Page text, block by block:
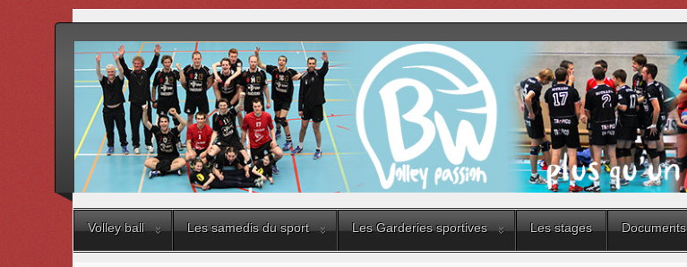
Volley ball Les samedis du sport Les Garderies sportives Les stages Documents